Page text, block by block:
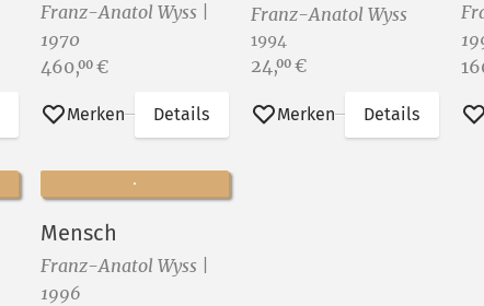
Franz-Anatol Wyss |
1970
Preis:
460,00 €
Merken Details
Franz-Anatol Wyss
1994
Preis:
24,00 €
Merken Details
Mensch
Franz-Anatol Wyss |
1996